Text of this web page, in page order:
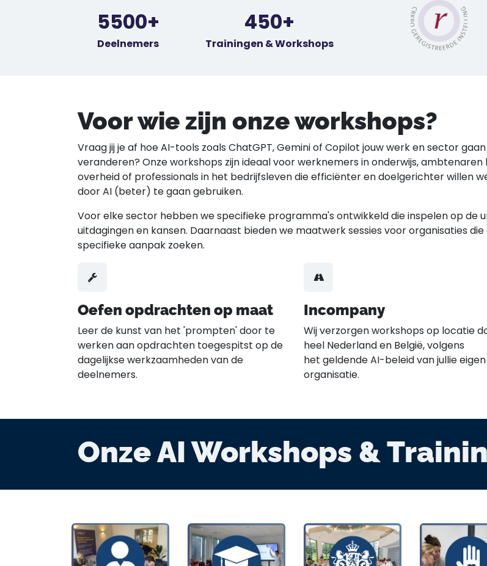
5500+
Deelnemers
450+
Trainingen & Workshops
Voor wie zijn onze workshops?
Vraag jij je af hoe AI-tools zoals ChatGPT, Gemini of Copilot jouw werk en sector gaan
veranderen? Onze workshops zijn ideaal voor werknemers in onderwijs, ambtenaren
overheid of professionals in het bedrijfsleven die efficiënter en doelgerichter willen
door AI (beter) te gaan gebruiken.
Voor elke sector hebben we specifieke programma's ontwikkeld die inspelen op de
uitdagingen en kansen. Daarnaast bieden we maatwerk sessies voor organisaties die
specifieke aanpak zoeken.
Oefen opdrachten op maat
Leer de kunst van het 'prompten' door te
werken aan opdrachten toegespitst op de
dagelijkse werkzaamheden van de
deelnemers.
Incompany
Wij verzorgen workshops op locatie
heel Nederland en België, volgens
het geldende AI-beleid van jullie eigen
organisatie.
Onze AI Workshops &